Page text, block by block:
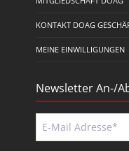
KONTAKT DOAG
MEINE EINWILLIGUNGEN
Newsletter An-/